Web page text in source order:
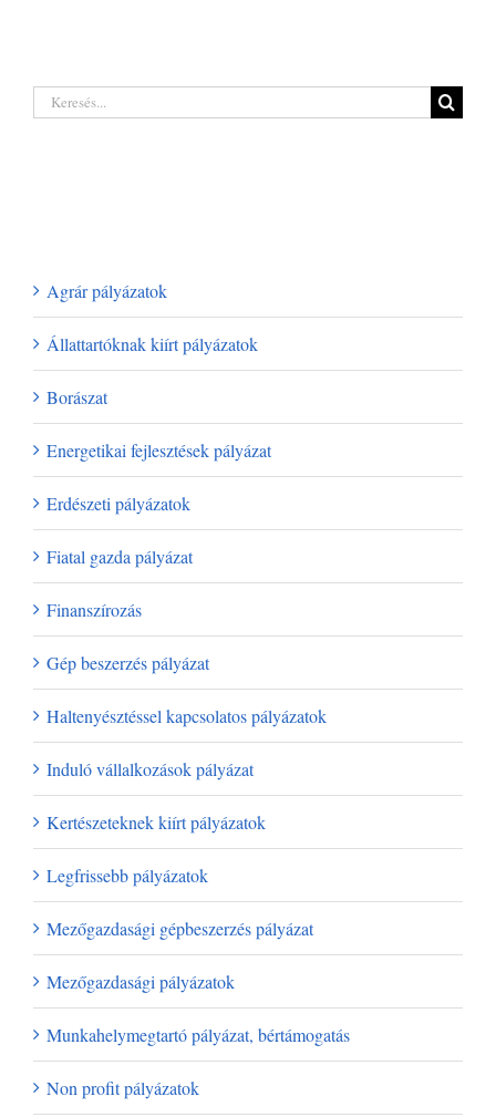
| Akár 250 millió
forintig
pályázat a hazai
termelőknek
Keresés...
Agrár pályázatok
Állattartóknak kiírt pályázatok
Borászat
Energetikai fejlesztések pályázat
Erdészeti pályázatok
Fiatal gazda pályázat
Finanszírozás
Gép beszerzés pályázat
Haltenyésztéssel kapcsolatos pályázatok
Induló vállalkozások pályázat
Kertészeteknek kiírt pályázatok
Legfrissebb pályázatok
Mezőgazdasági gépbeszerzés pályázat
Mezőgazdasági pályázatok
Munkahelymegtartó pályázat, bértámogatás
Non profit pályázatok